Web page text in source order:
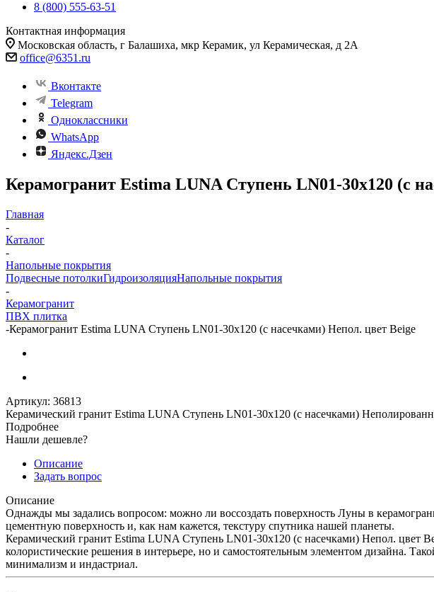
8 (800) 555-63-51
Контактная информация
Московская область, г Балашиха, мкр Керамик, ул Керамическая, д 2А
office@6351.ru
Вконтакте
Telegram
Одноклассники
WhatsApp
Яндекс.Дзен
Керамогранит Estima LUNA Ступень LN01-30x120 (с
Главная
-
Каталог
-
Напольные покрытия
Подвесные потолкиГидроизоляцияНапольные покрытия
-
Керамогранит
ПВХ плитка
-Керамогранит Estima LUNA Ступень LN01-30x120 (с насечками) Непол. цвет Beige
Артикул: 36813
Керамический гранит Estima LUNA Ступень LN01-30x120 (с насечками)
Подробнее
Нашли дешевле?
Описание
Задать вопрос
Описание
Однажды мы задались вопросом: можно ли воссоздать поверхность Луны в
цементную поверхность и, как нам кажется, текстуру спутника нашей планеты.
Керамический гранит Estima LUNA Ступень LN01-30x120 (с насечками) Непол. цвет
колористические решения в интерьере, но и самостоятельным элементом дизайна.
минимализм и индастриал.